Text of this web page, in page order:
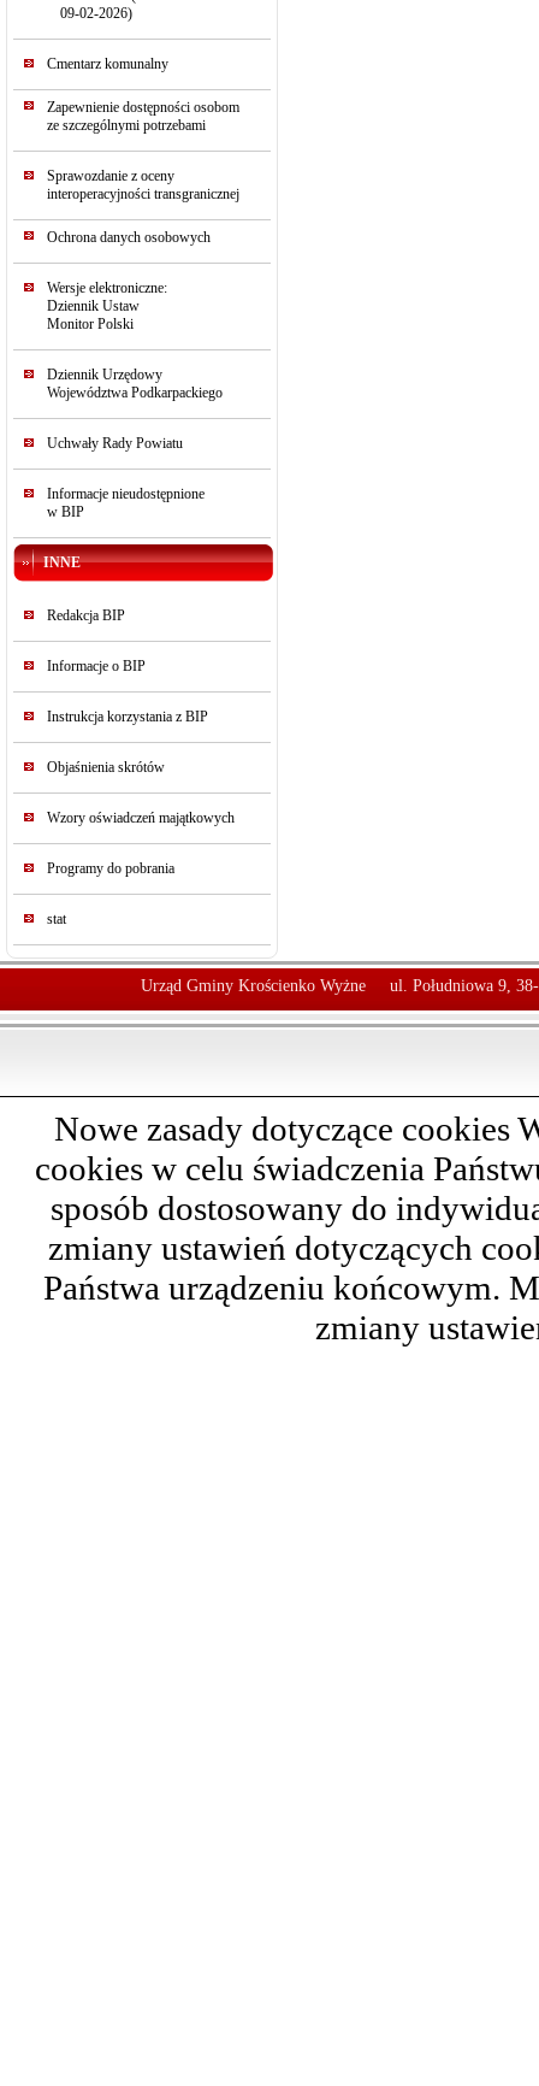
09-02-2026)
Cmentarz komunalny
Zapewnienie dostępności osobom
ze szczególnymi potrzebami
Sprawozdanie z oceny
interoperacyjności transgranicznej
Ochrona danych osobowych
Wersje elektroniczne:
Dziennik Ustaw
Monitor Polski
Dziennik Urzędowy
Województwa Podkarpackiego
Uchwały Rady Powiatu
Informacje nieudostępnione
w BIP
INNE
Redakcja BIP
Informacje o BIP
Instrukcja korzystania z BIP
Objaśnienia skrótów
Wzory oświadczeń majątkowych
Programy do pobrania
stat
Urząd Gminy Krościenko Wyżne ul. Południowa 9,
Nowe zasady dotyczące cookies
cookies w celu świadczenia
sposób dostosowany do
zmiany ustawień dotyczących
Państwa urządzeniu końcowym.
zmiany